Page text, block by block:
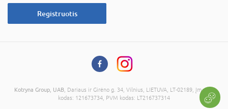
Registruotis
Kotryna Group, UAB , Dariaus ir Girėno g. 34, Vilnius, LIETUVA, LT-02189, Įmonės
kodas: 121673734, PVM kodas: LT216737314